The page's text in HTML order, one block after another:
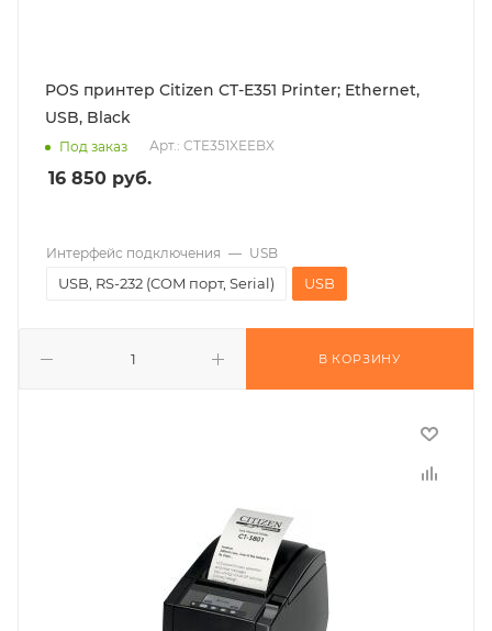
POS принтер Citizen CT-E351 Printer; Ethernet,
USB, Black
Под заказ Арт.: CTE351XEEBX
16 850 руб.
В КОРЗИНУ
Интерфейс подключения — USB
USB, RS-232 (COM порт, Serial) USB